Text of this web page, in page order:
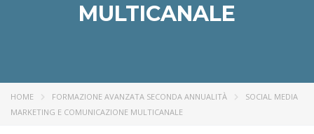
MULTICANALE
HOME FORMAZIONE AVANZATA SECONDA ANNUALITÀ
SOCIAL MEDIA
MARKETING E COMUNICAZIONE MULTICANALE